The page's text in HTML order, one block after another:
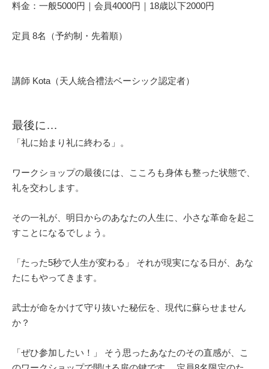
料金：一般5000円｜会員4000円｜18歳以下2000円
定員 8名（予約制・先着順）
講師 Kota（天人統合禮法ベーシック認定者）
最後に…
「礼に始まり礼に終わる」。
ワークショップの最後には、こころも身体も整った状態で、
礼を交わします。
その一礼が、明日からのあなたの人生に、小さな革命を起こ
すことになるでしょう。
「たった5秒で人生が変わる」 それが現実になる日が、あな
たにもやってきます。
武士が命をかけて守り抜いた秘伝を、現代に蘇らせません
か？
「ぜひ参加したい！」 そう思ったあなたのその直感が、こ